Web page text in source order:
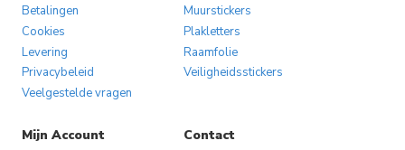
Betalingen
Cookies
Levering
Privacybeleid
Veelgestelde vragen
Muurstickers
Plakletters
Raamfolie
Veiligheidsstickers
Mijn Account Contact